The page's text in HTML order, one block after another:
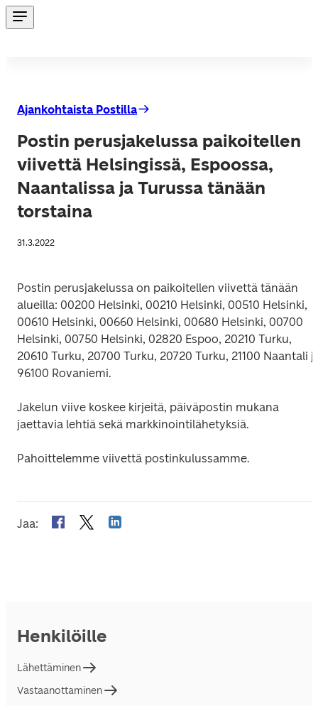
Ajankohtaista Postilla
Postin perusjakelussa paikoitellen
viivettä Helsingissä, Espoossa,
Naantalissa ja Turussa tänään
torstaina
31.3.2022
Postin perusjakelussa on paikoitellen viivettä tänään
alueilla: 00200 Helsinki, 00210 Helsinki, 00510 Helsinki,
00610 Helsinki, 00660 Helsinki, 00680 Helsinki, 00700
Helsinki, 00750 Helsinki, 02820 Espoo, 20210 Turku,
20610 Turku, 20700 Turku, 20720 Turku, 21100 Naantali
96100 Rovaniemi.
Jakelun viive koskee kirjeitä, päiväpostin mukana
jaettavia lehtiä sekä markkinointilähetyksiä.
Pahoittelemme viivettä postinkulussamme.
Jaa:
Henkilöille
Lähettäminen
Vastaanottaminen